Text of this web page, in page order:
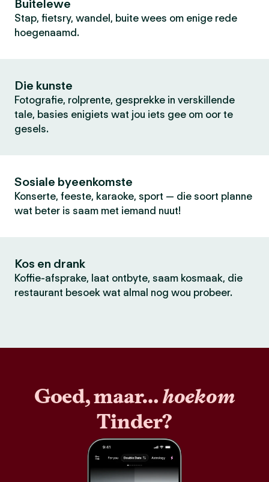
Buitelewe
Stap, fietsry, wandel, buite wees om enige rede
hoegenaamd.
Die kunste
Fotografie, rolprente, gesprekke in verskillende
tale, basies enigiets wat jou iets gee om oor te
gesels.
Sosiale byeenkomste
Konserte, feeste, karaoke, sport — die soort planne
wat beter is saam met iemand nuut!
Kos en drank
Koffie-afsprake, laat ontbyte, saam kosmaak, die
restaurant besoek wat almal nog wou probeer.
Goed, maar…hoekom
Tinder?